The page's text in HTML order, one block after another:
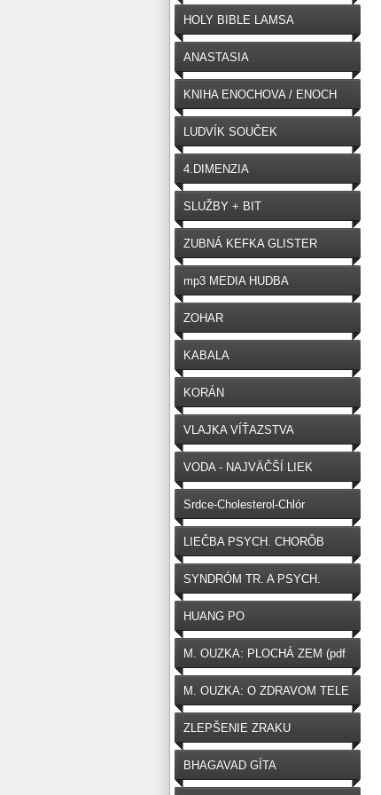
(SK)
HOLY BIBLE LAMSA
(ENGLISH)
ANASTASIA
KNIHA ENOCHOVA / ENOCH
LUDVÍK SOUČEK
4.DIMENZIA
SLUŽBY + BIT
ZUBNÁ KEFKA GLISTER
mp3 MEDIA HUDBA
ZOHAR
KABALA
KORÁN
VLAJKA VÍŤAZSTVA
VODA - NAJVÄČŠÍ LIEK
Srdce-Cholesterol-Chlór
LIEČBA PSYCH. CHORÔB
SYNDRÓM TR. A PSYCH.
HUANG PO
M. OUZKA: PLOCHÁ ZEM (pdf
zdarma na stiahnutie)
M. OUZKA: O ZDRAVOM TELE
ZLEPŠENIE ZRAKU
BHAGAVAD GÍTA